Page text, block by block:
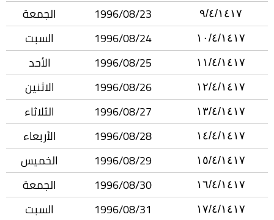
٩/٤/١٤١٧ 1996/08/23 الجمعة
١٠/٤/١٤١٧ 1996/08/24 السبت
١١/٤/١٤١٧ 1996/08/25 الأحد
١٢/٤/١٤١٧ 1996/08/26 الاثنين
١٣/٤/١٤١٧ 1996/08/27 الثلاثاء
١٤/٤/١٤١٧ 1996/08/28 الأربعاء
١٥/٤/١٤١٧ 1996/08/29 الخميس
١٦/٤/١٤١٧ 1996/08/30 الجمعة
١٧/٤/١٤١٧ 1996/08/31 السبت